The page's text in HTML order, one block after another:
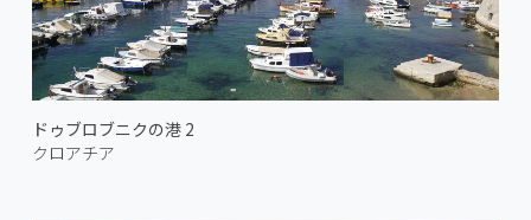
ドゥブロブニクの港 2
クロアチア